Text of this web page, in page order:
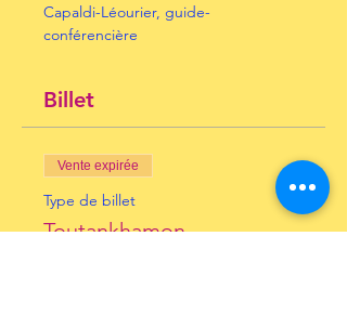
Capaldi-Léourier, guide-
conférencière
Billet
Vente expirée
Type de billet
Toutankhamon